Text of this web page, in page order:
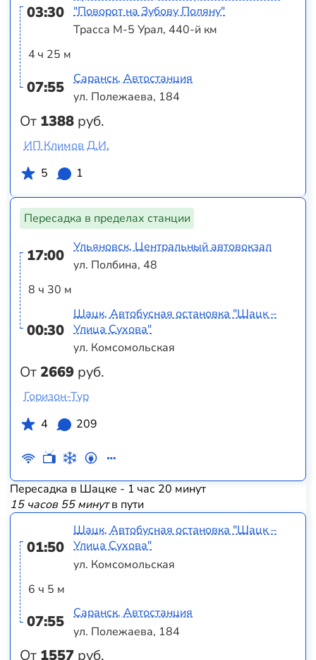
03:30
4 ч 25 м
07:55
От 1388 руб.
"Поворот на Зубову Поляну"
Трасса М-5 Урал, 440-й км
Саранск, Автостанция
ул. Полежаева, 184
ИП Климов Д.И.
5
1
Пересадка в пределах станции
17:00
8 ч 30 м
00:30
От2669 руб.
Ульяновск, Центральный автовокзал
ул. Полбина, 48
Шацк, Автобусная остановка "Шацк –
Улица Сухова"
ул. Комсомольская
Горизон-Тур
4
209
Пересадка в Шацке - 1 час 20 минут
15 часов 55 минутв пути
01:50
6 ч 5 м
07:55
От 1557 руб.
Шацк, Автобусная остановка "Шацк –
Улица Сухова"
ул. Комсомольская
Саранск, Автостанция
ул. Полежаева, 184